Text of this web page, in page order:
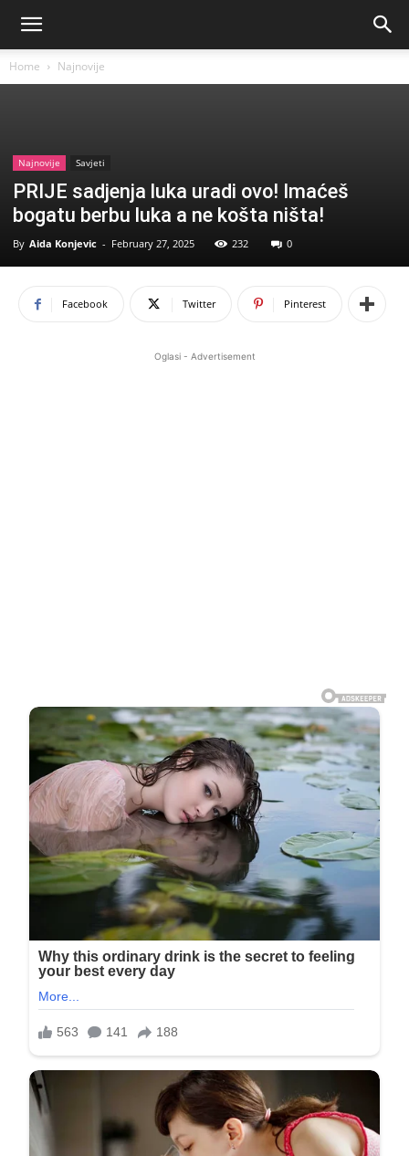
Home Najnovije
Najnovije Savjeti
PRIJE sadjenja luka uradi ovo! Imaćeš
bogatu berbu luka a ne košta ništa!
By Aida Konjevic - February 27, 2025 232 0
Facebook Twitter Pinterest
Oglasi - Advertisement